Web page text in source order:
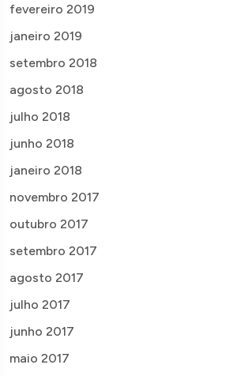
fevereiro 2019
janeiro 2019
setembro 2018
agosto 2018
julho 2018
junho 2018
janeiro 2018
novembro 2017
outubro 2017
setembro 2017
agosto 2017
julho 2017
junho 2017
maio 2017